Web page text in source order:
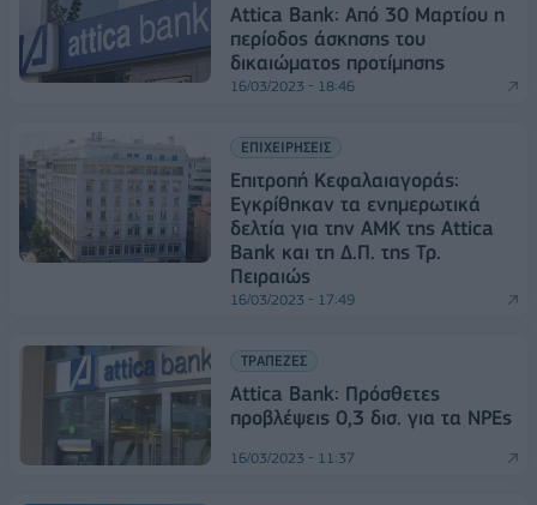
Attica Bank: Από 30 Μαρτίου η
περίοδος άσκησης του
δικαιώματος προτίμησης
16/03/2023 - 18:46
ΕΠΙΧΕΙΡΗΣΕΙΣ
Επιτροπή Κεφαλαιαγοράς:
Εγκρίθηκαν τα ενημερωτικά
δελτία για την ΑΜΚ της Attica
Bank και τη Δ.Π. της Τρ.
Πειραιώς
16/03/2023 - 17:49
ΤΡΑΠΕΖΕΣ
Attica Bank: Πρόσθετες
προβλέψεις 0,3 δισ. για τα NPEs
16/03/2023 - 11:37